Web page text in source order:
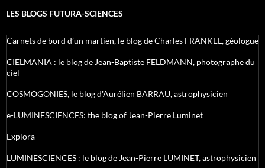
LES BLOGS FUTURA-SCIENCES
Carnets de bord d’un martien, le blog de Charles FRANKEL, géologue
CIELMANIA : le blog de Jean-Baptiste FELDMANN, photographe du
ciel
COSMOGONIES, le blog d'Aurélien BARRAU, astrophysicien
e-LUMINESCIENCES: the blog of Jean-Pierre Luminet
Explora
LUMINESCIENCES : le blog de Jean-Pierre LUMINET, astrophysicien